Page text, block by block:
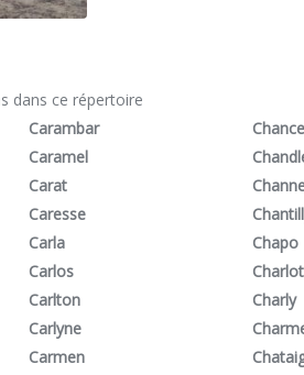
dans ce répertoire
Carambar
Caramel
Carat
Caresse
Carla
Carlos
Carlton
Carlyne
Carmen
Chapo
Charlot
Charly